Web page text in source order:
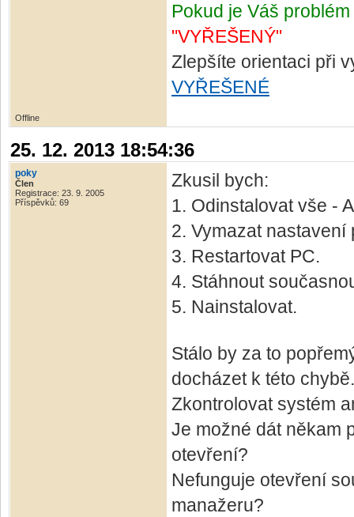
Pokud je Váš
"VYŘEŠENÝ"
Zlepšíte orientaci při
VYŘEŠENÉ
Offline
25. 12. 2013 18:54:36
poky
Člen
Registrace: 23. 9. 2005
Příspěvků: 69
Zkusil bych:
1. Odinstalovat vše -
2. Vymazat nastavení
3. Restartovat PC.
4. Stáhnout
5. Nainstalovat.
Stálo by za to
docházet k této chybě.
Zkontrolovat systém
Je možné dát někam
otevření?
Nefunguje otevření
manažeru?